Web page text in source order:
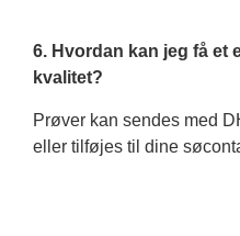
6. Hvordan kan jeg få et
kvalitet?
Prøver kan sendes med
eller tilføjes til dine